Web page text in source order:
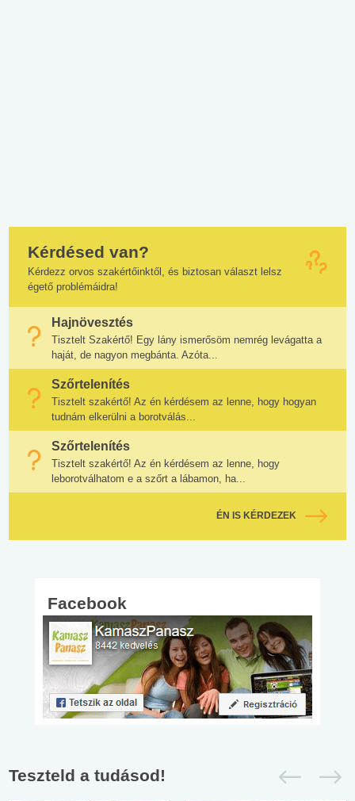
Kérdésed van?
Kérdezz orvos szakértőinktől, és biztosan választ lelsz
égető problémáidra!
Hajnövesztés
Tisztelt Szakértő! Egy lány ismerősöm nemrég levágatta a
haját, de nagyon megbánta. Azóta...
Szőrtelenítés
Tisztelt szakértő! Az én kérdésem az lenne, hogy hogyan
tudnám elkerülni a borotválás...
Szőrtelenítés
Tisztelt szakértő! Az én kérdésem az lenne, hogy
leborotválhatom e a szőrt a lábamon, ha...
ÉN IS KÉRDEZEK
Facebook
Teszteld a tudásod!